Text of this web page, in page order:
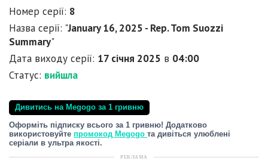
Номер серії: 8
Назва серії: "January 16, 2025 - Rep. Tom Suozzi
Summary"
Дата виходу серії: 17 січня 2025 в 04:00
Статус: вийшла
Дивитись на Megogo за 1 гривню
Оформіть підписку всього за 1 гривню! Додатково
використовуйте промокод Megogo та дивіться улюблені
серіали в ультра якості.
РЕКЛАМА